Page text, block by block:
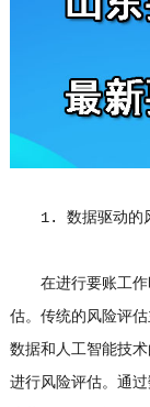
1. 数据驱动的
在进行要账工作
估。传统的风险评
数据和人工智能技
进行风险评估。通